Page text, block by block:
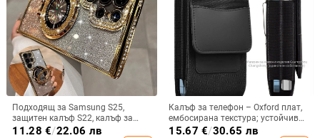
Подходящ за Samsung S25,
защитен калъф S22, калъф за
мобилен телефон Edge Drill, S24,
11.28 €/22.06 лв
Калъф за телефон – Oxford плат,
ембосирана текстура; устойчив
на износ и изпадане, против
15.67 €/30.65 лв